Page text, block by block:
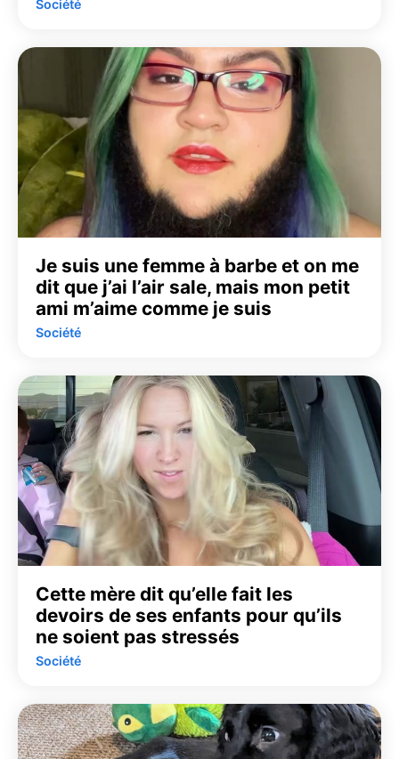
Société
Je suis une femme à barbe et on me
dit que j’ai l’air sale, mais mon petit
ami m’aime comme je suis
Société
Cette mère dit qu’elle fait les
devoirs de ses enfants pour qu’ils
ne soient pas stressés
Société